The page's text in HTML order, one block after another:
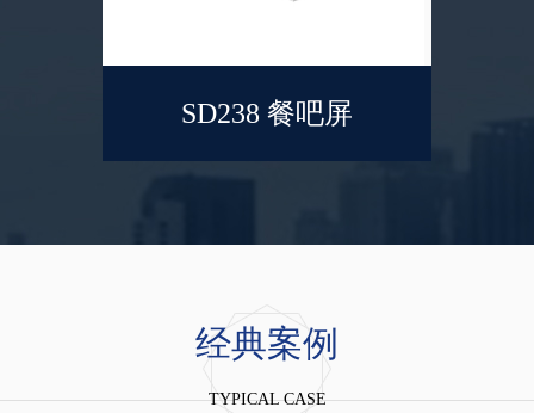
SD238 餐吧屏
经典案例
TYPICAL CASE